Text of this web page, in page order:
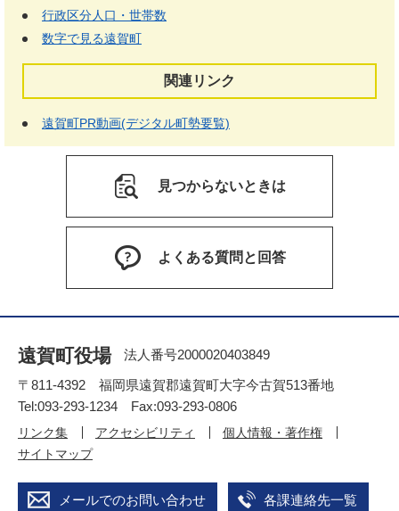
行政区分人口・世帯数
数字で見る遠賀町
関連リンク
遠賀町PR動画(デジタル町勢要覧)
見つからないときは
よくある質問と回答
遠賀町役場
法人番号2000020403849
〒811-4392 福岡県遠賀郡遠賀町大字今古賀513番地
Tel:093-293-1234 Fax:093-293-0806
リンク集 アクセシビリティ
個人情報・著作権
サイトマップ
メールでのお問い合わせ 各課連絡先一覧